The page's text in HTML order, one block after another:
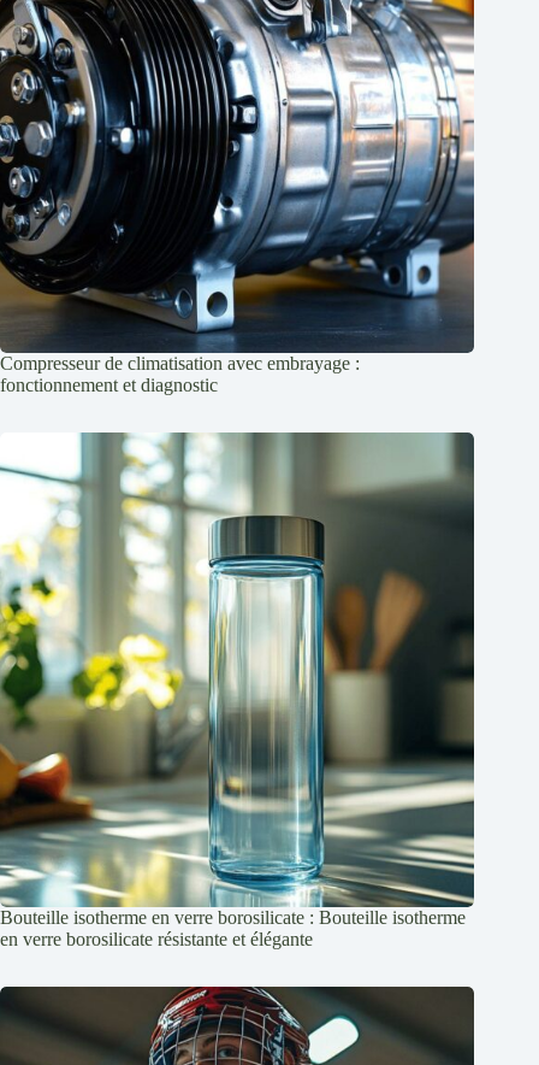
Compresseur de climatisation avec embrayage :
fonctionnement et diagnostic
Bouteille isotherme en verre borosilicate : Bouteille isotherme
en verre borosilicate résistante et élégante